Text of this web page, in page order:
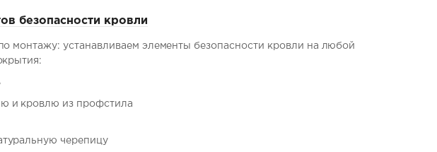
безопасности кровли
монтажу: устанавливаем элементы безопасности кровли на любой
и кровлю из профстила
черепицу